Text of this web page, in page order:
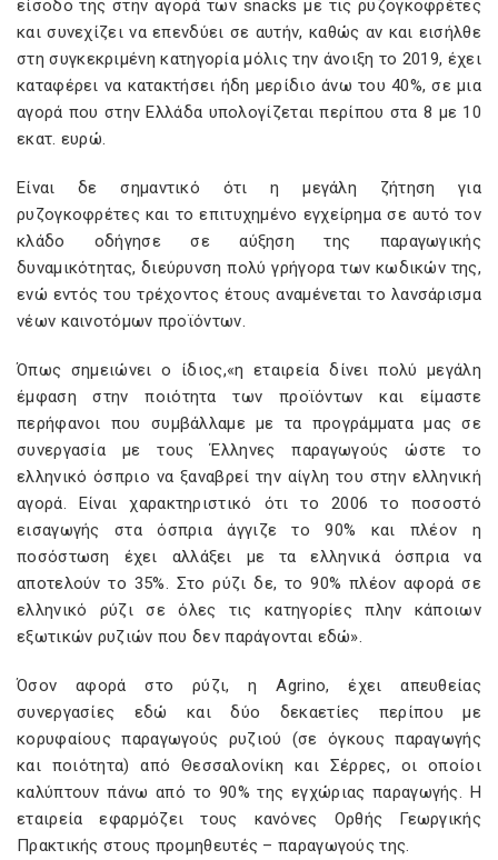
είσοδο της στην αγορά των snacks με τις ρυζογκοφρέτες
και συνεχίζει να επενδύει σε αυτήν, καθώς αν και εισήλθε
στη συγκεκριμένη κατηγορία μόλις την άνοιξη το 2019, έχει
καταφέρει να κατακτήσει ήδη μερίδιο άνω του 40%, σε μια
αγορά που στην Ελλάδα υπολογίζεται περίπου στα 8 με 10
εκατ. ευρώ.
Είναι δε σημαντικό ότι η μεγάλη ζήτηση για
ρυζογκοφρέτες και το επιτυχημένο εγχείρημα σε αυτό τον
κλάδο οδήγησε σε αύξηση της παραγωγικής
δυναμικότητας, διεύρυνση πολύ γρήγορα των κωδικών της,
ενώ εντός του τρέχοντος έτους αναμένεται το λανσάρισμα
νέων καινοτόμων προϊόντων.
Όπως σημειώνει ο ίδιος,«η εταιρεία δίνει πολύ μεγάλη
έμφαση στην ποιότητα των προϊόντων και είμαστε
περήφανοι που συμβάλλαμε με τα προγράμματα μας σε
συνεργασία με τους Έλληνες παραγωγούς ώστε το
ελληνικό όσπριο να ξαναβρεί την αίγλη του στην ελληνική
αγορά. Είναι χαρακτηριστικό ότι το 2006 το ποσοστό
εισαγωγής στα όσπρια άγγιζε το 90% και πλέον η
ποσόστωση έχει αλλάξει με τα ελληνικά όσπρια να
αποτελούν το 35%. Στο ρύζι δε, το 90% πλέον αφορά σε
ελληνικό ρύζι σε όλες τις κατηγορίες πλην κάποιων
εξωτικών ρυζιών που δεν παράγονται εδώ».
Όσον αφορά στο ρύζι, η Agrino, έχει απευθείας
συνεργασίες εδώ και δύο δεκαετίες περίπου με
κορυφαίους παραγωγούς ρυζιού (σε όγκους παραγωγής
και ποιότητα) από Θεσσαλονίκη και Σέρρες, οι οποίοι
καλύπτουν πάνω από το 90% της εγχώριας παραγωγής. Η
εταιρεία εφαρμόζει τους κανόνες Ορθής Γεωργικής
Πρακτικής στους προμηθευτές – παραγωγούς της.